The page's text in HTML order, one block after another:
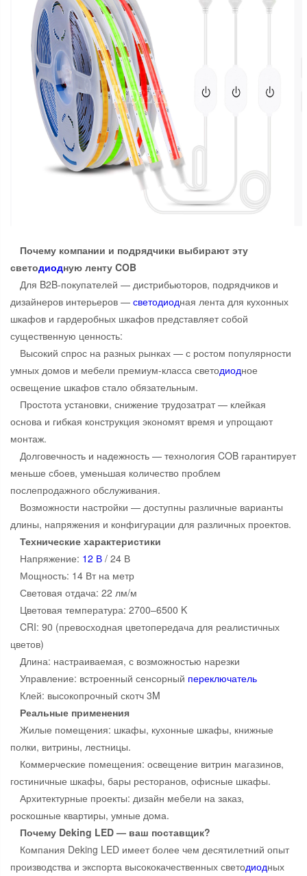
Почему компании и подрядчики выбирают эту
светодиодную ленту COB
Для B2B-покупателей — дистрибьюторов, подрядчиков и
дизайнеров интерьеров — светодиодная лента для кухонных
шкафов и гардеробных шкафов представляет собой
существенную ценность:
Высокий спрос на разных рынках — с ростом популярности
умных домов и мебели премиум-класса светодиодное
освещение шкафов стало обязательным.
Простота установки, снижение трудозатрат — клейкая
основа и гибкая конструкция экономят время и упрощают
монтаж.
Долговечность и надежность — технология COB гарантирует
меньше сбоев, уменьшая количество проблем
послепродажного обслуживания.
Возможности настройки — доступны различные варианты
длины, напряжения и конфигурации для различных проектов.
Технические характеристики
Напряжение: 12 В / 24 В
Мощность: 14 Вт на метр
Световая отдача: 22 лм/м
Цветовая температура: 2700–6500 K
CRI: 90 (превосходная цветопередача для реалистичных
цветов)
Длина: настраиваемая, с возможностью нарезки
Управление: встроенный сенсорный переключатель
Клей: высокопрочный скотч 3M
Реальные применения
Жилые помещения: шкафы, кухонные шкафы, книжные
полки, витрины, лестницы.
Коммерческие помещения: освещение витрин магазинов,
гостиничные шкафы, бары ресторанов, офисные шкафы.
Архитектурные проекты: дизайн мебели на заказ,
роскошные квартиры, умные дома.
Почему Deking LED — ваш поставщик?
Компания Deking LED имеет более чем десятилетний опыт
производства и экспорта высококачественных светодиодных